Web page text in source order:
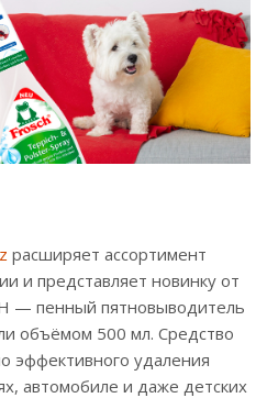
расширяет ассортимент
и представляет новинку от
— пенный пятновыводитель
объёмом 500 мл. Средство
эффективного удаления
автомобиле и даже детских